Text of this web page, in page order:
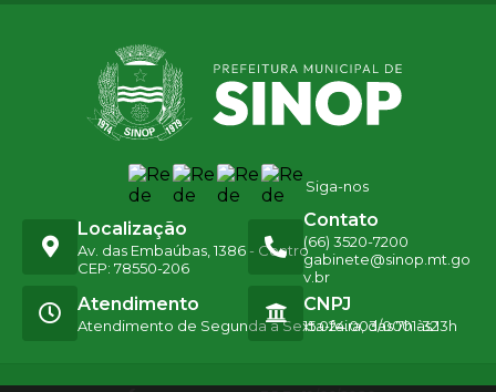
Siga-nos
Localização
Av. das Embaúbas, 1386 - Centro
CEP: 78550-206
Contato
(66) 3520-7200
gabinete@sinop.mt.go
v.br
Atendimento
Atendimento de Segunda a Sexta-feira, das 7h às 13h
CNPJ
15.024.003/0001-32